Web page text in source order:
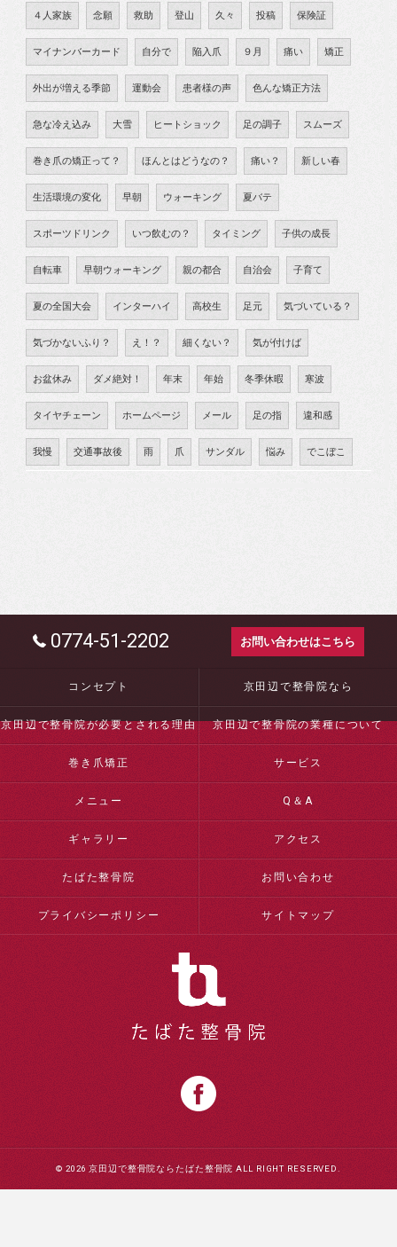
４人家族 念願 救助 登山 久々 投稿 保険証
マイナンバーカード 自分で 陥入爪 ９月 痛い 矯正
外出が増える季節 運動会 患者様の声 色んな矯正方法
急な冷え込み 大雪 ヒートショック 足の調子 スムーズ
巻き爪の矯正って？ ほんとはどうなの？ 痛い？ 新しい春
生活環境の変化 早朝 ウォーキング 夏バテ
スポーツドリンク いつ飲むの？ タイミング 子供の成長
自転車 早朝ウォーキング 親の都合 自治会 子育て
夏の全国大会 インターハイ 高校生 足元 気づいている？
気づかないふり？ え！？ 細くない？ 気が付けば
お盆休み ダメ絶対！ 年末 年始 冬季休暇 寒波
タイヤチェーン ホームページ メール 足の指 違和感
我慢 交通事故後 雨 爪 サンダル 悩み でこぼこ
0774-51-2202 お問い合わせはこちら
コンセプト 京田辺で整骨院なら
京田辺で整骨院が必要とされる理由 京田辺で整骨院の業種について
巻き爪矯正 サービス
メニュー Q＆A
ギャラリー アクセス
たばた整骨院 お問い合わせ
プライバシーポリシー サイトマップ
© 2026 京田辺で整骨院ならたばた整骨院 ALL RIGHT RESERVED.